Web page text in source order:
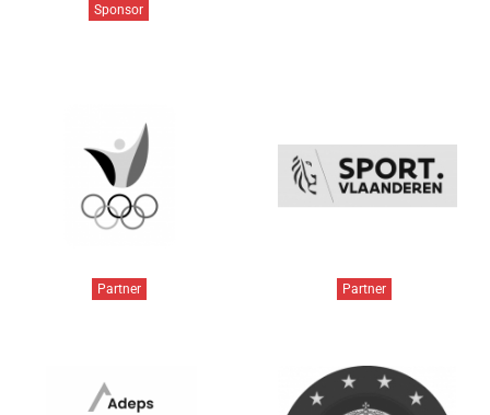
Sponsor
Partner Partner